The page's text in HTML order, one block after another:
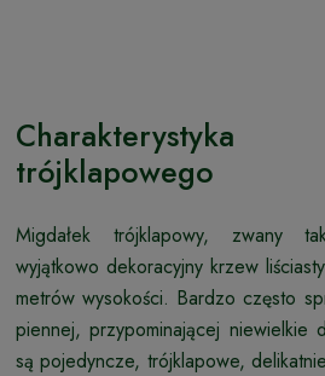
trójklapowego
Migdałek trójklapowy, zwany
wyjątkowo dekoracyjny krzew
metrów wysokości. Bardzo często
piennej, przypominającej niewielkie
są pojedyncze, trójklapowe,